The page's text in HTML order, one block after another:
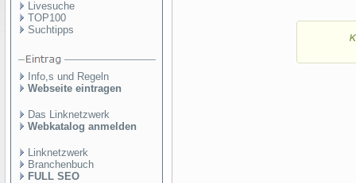
Livesuche
TOP100
Suchtipps
Info,s und Regeln
Webseite eintragen
Das Linknetzwerk
Webkatalog anmelden
Linknetzwerk
Branchenbuch
FULL SEO